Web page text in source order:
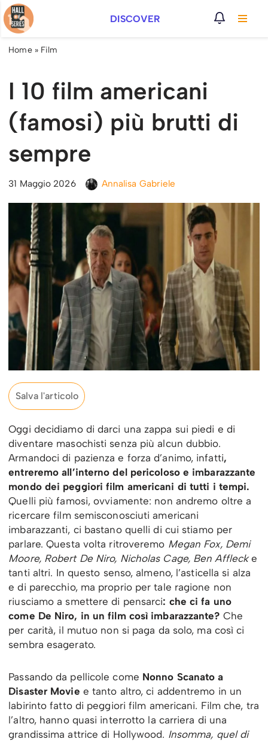
Vai
al
DISCOVER
Home» Film
I 10 film americani
(famosi) più brutti di
sempre
31 Maggio 2026 Annalisa Gabriele
Salva l'articolo
Oggi decidiamo di darci una zappa sui piedi e di
diventare masochisti senza più alcun dubbio.
Armandoci di pazienza e forza d’animo, infatti,
entreremo all’interno del pericoloso e imbarazzante
mondo dei peggiori film americani di tutti i tempi.
Quelli più famosi, ovviamente: non andremo oltre a
ricercare film semisconosciuti americani
imbarazzanti, ci bastano quelli di cui stiamo per
parlare. Questa volta ritroveremo Megan Fox, Demi
Moore, Robert De Niro, Nicholas Cage, Ben Afflecke
tanti altri. In questo senso, almeno, l’asticella si alza
e di parecchio, ma proprio per tale ragione non
riusciamo a smettere di pensarci: che ci fa uno
come De Niro, in un film così imbarazzante? Che
per carità, il mutuo non si paga da solo, ma così ci
sembra esagerato.
Passando da pellicole come Nonno Scanato a
Disaster Movie e tanto altro, ci addentremo in un
labirinto fatto di peggiori film americani. Film che, tra
l’altro, hanno quasi interrotto la carriera di una
grandissima attrice di Hollywood. Insomma, quel di